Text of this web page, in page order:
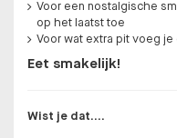
Voor een nostalgische
op het laatst toe
Voor wat extra pit voeg
Eet smakelijk!
Wist je dat….